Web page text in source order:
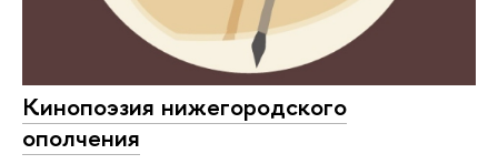
Кинопоэзия нижегородского
ополчения